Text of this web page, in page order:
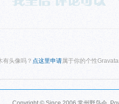
有头像吗？ 点这里申请 属于你的个性